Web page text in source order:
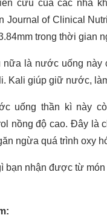
cứu của các nhà
Journal of Clinical
trong thời gian
nữa là nước uống này
Kali giúp giữ nước,
uống thần kì này
nồng độ cao. Đây là
ngừa quá trình oxy
bạn nhận được từ